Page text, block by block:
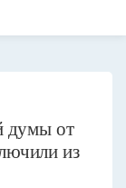
думы от
из